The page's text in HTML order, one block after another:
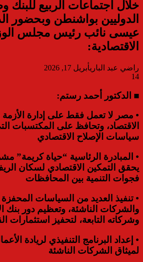
خلال اجتماعات الربيع للبنك
الدوليين بواشنطن وبحضور
عيسى نائب رئيس مجلس
الاقتصادية:
راضي عبد الباريأبريل 17, 2026
14
■ الدكتور أحمد رستم:
• مصر لا تعمل فقط على إدارة
الاقتصاد، وتحافظ على المكتسبات
سياسات الإصلاح الاقتصادي
• المبادرة الرئاسية “حياة كريمة”
يحقق التمكين الاقتصادي لسكان
فجوات التنمية بين المحافظات
• تنفيذ العديد من السياسات المحفزة
والشركات الناشئة، وتعظيم دور بنك
وشركاته التابعة، لتحفيز استثمارات
• إعداد البرنامج التنفيذي لريادة
لميثاق الشركات الناشئة